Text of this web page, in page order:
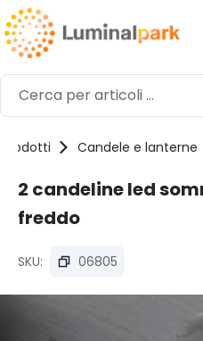
Passa al contenuto
Prodotti Candele e lanterne
2 candeline led
freddo
SKU: 06805